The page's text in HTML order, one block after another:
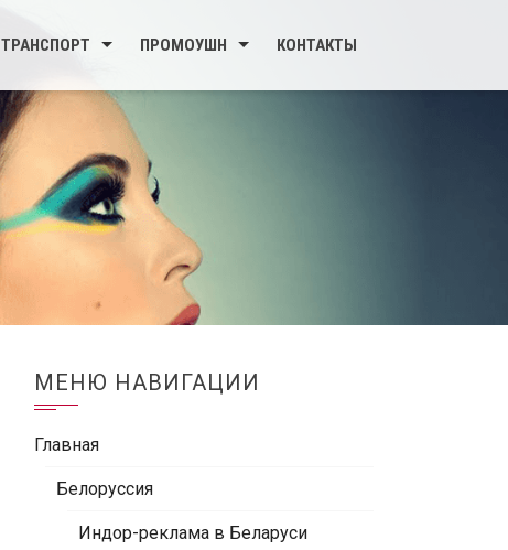
ТРАНСПОРТ ПРОМОУШН КОНТАКТЫ
МЕНЮ НАВИГАЦИИ
Главная
Белоруссия
Индор-реклама в Беларуси